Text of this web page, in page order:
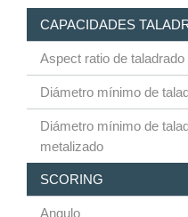
CAPACIDADES
Aspect ratio de taladrado
Diámetro mínimo de
Diámetro mínimo de
metalizado
SCORING
Angulo